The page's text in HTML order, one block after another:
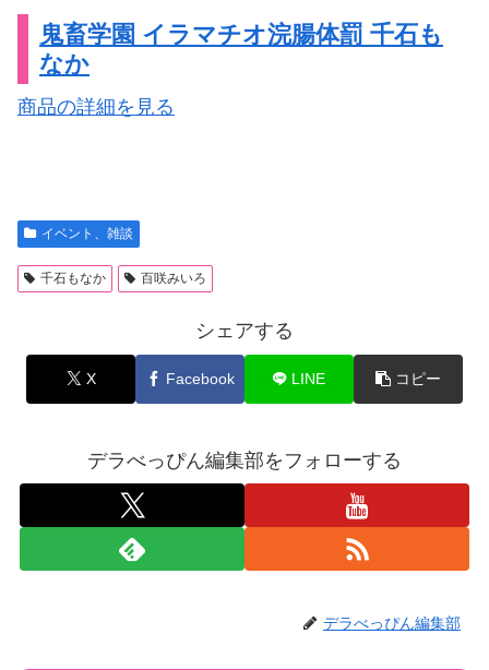
鬼畜学園 イラマチオ浣腸体罰 千石も
なか
商品の詳細を見る
イベント、雑談
千石もなか 百咲みいろ
シェアする
X Facebook LINE コピー
デラべっぴん編集部をフォローする
デラべっぴん編集部